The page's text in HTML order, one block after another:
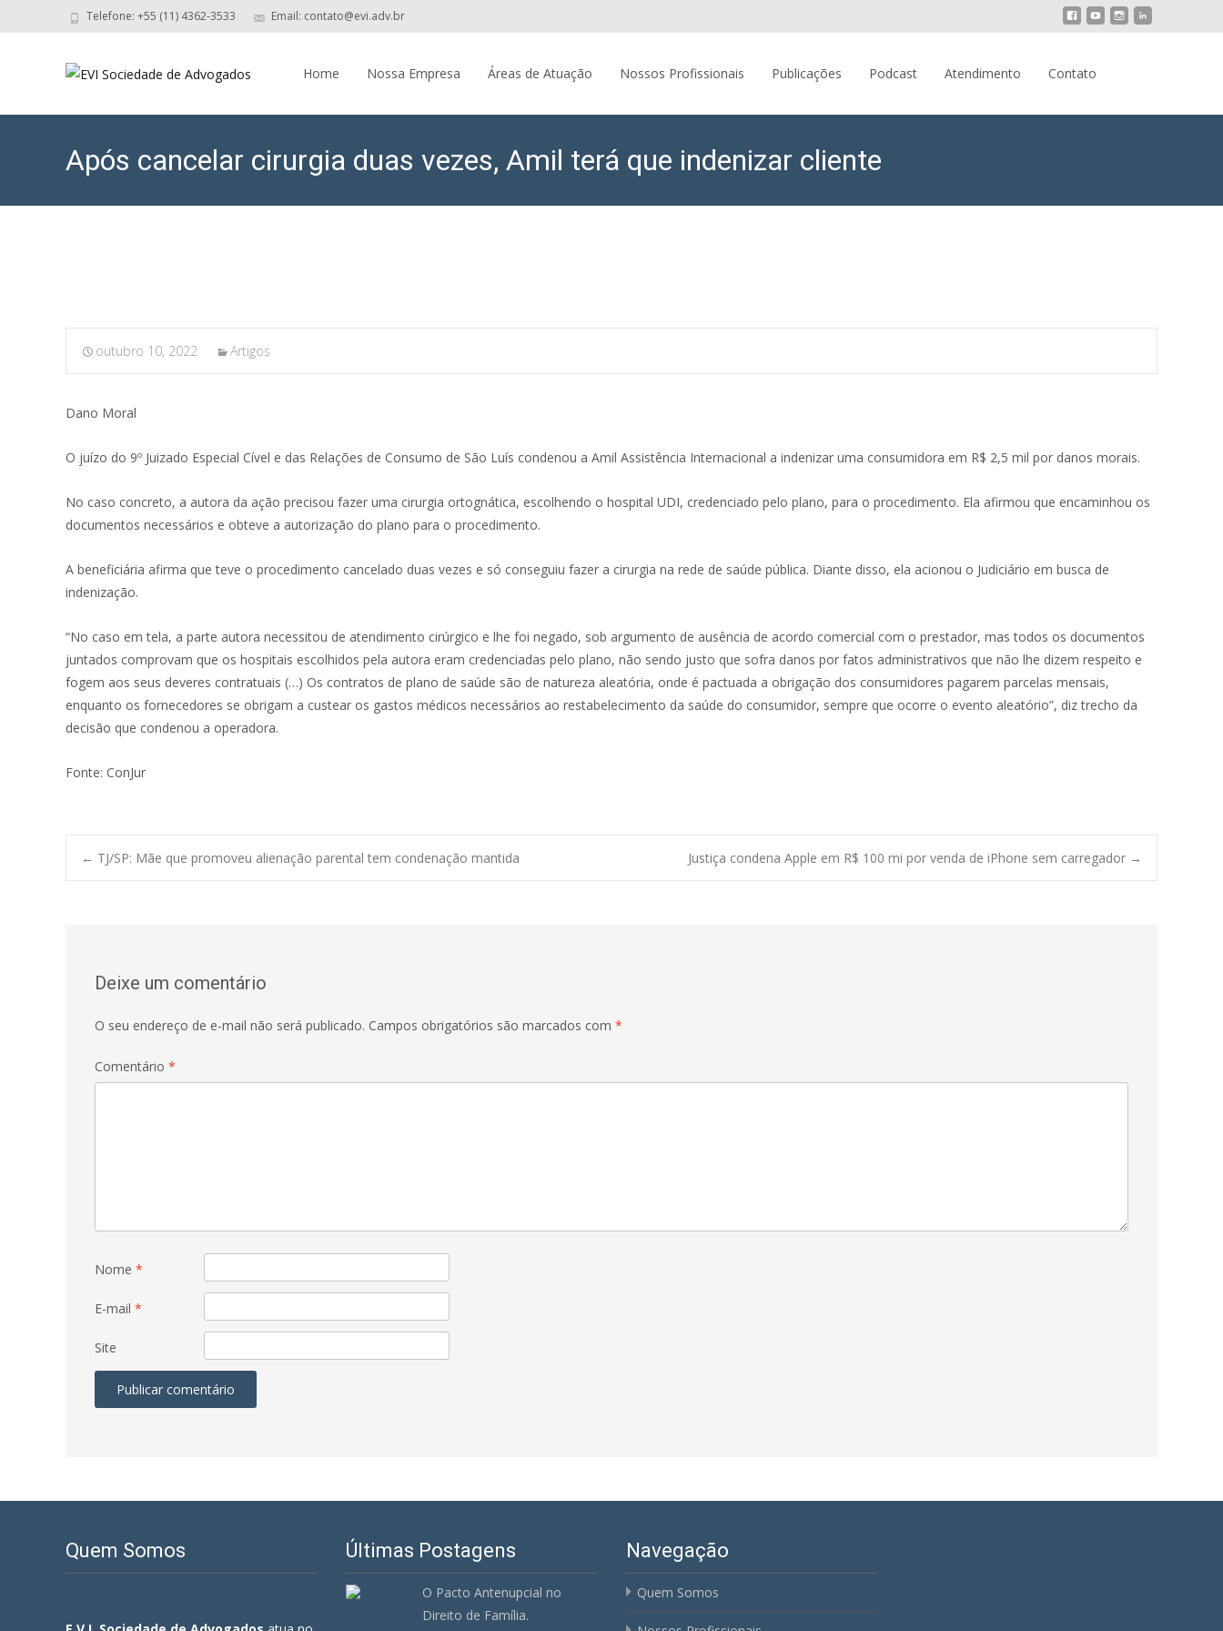
Telefone: +55 (11) 4362-3533 Email: contato@evi.adv.br
Home Nossa Empresa Áreas de Atuação Nossos Profissionais Publicações Podcast Atendimento Contato
Após cancelar cirurgia duas vezes, Amil terá que indenizar cliente
outubro 10, 2022 Artigos
Dano Moral
O juízo do 9º Juizado Especial Cível e das Relações de Consumo de São Luís condenou a Amil Assistência Internacional a indenizar uma consumidora em R$ 2,5 mil por danos morais.
No caso concreto, a autora da ação precisou fazer uma cirurgia ortognática, escolhendo o hospital UDI, credenciado pelo plano, para o procedimento. Ela afirmou que encaminhou os
documentos necessários e obteve a autorização do plano para o procedimento.
A beneficiária afirma que teve o procedimento cancelado duas vezes e só conseguiu fazer a cirurgia na rede de saúde pública. Diante disso, ela acionou o Judiciário em busca de
indenização.
“No caso em tela, a parte autora necessitou de atendimento cirúrgico e lhe foi negado, sob argumento de ausência de acordo comercial com o prestador, mas todos os documentos
juntados comprovam que os hospitais escolhidos pela autora eram credenciadas pelo plano, não sendo justo que sofra danos por fatos administrativos que não lhe dizem respeito e
fogem aos seus deveres contratuais (…) Os contratos de plano de saúde são de natureza aleatória, onde é pactuada a obrigação dos consumidores pagarem parcelas mensais,
enquanto os fornecedores se obrigam a custear os gastos médicos necessários ao restabelecimento da saúde do consumidor, sempre que ocorre o evento aleatório”, diz trecho da
decisão que condenou a operadora.
Fonte: ConJur
Post
← TJ/SP: Mãe que promoveu alienação parental tem condenação mantida Justiça condena Apple em R$ 100 mi por venda de iPhone sem carregador →
Deixe um comentário
O seu endereço de e-mail não será publicado. Campos obrigatórios são marcados com *
Comentário *
Nome *
E-mail *
Site
Quem Somos Últimas Postagens
O Pacto Antenupcial no
Direito de Família.
Navegação
Quem Somos